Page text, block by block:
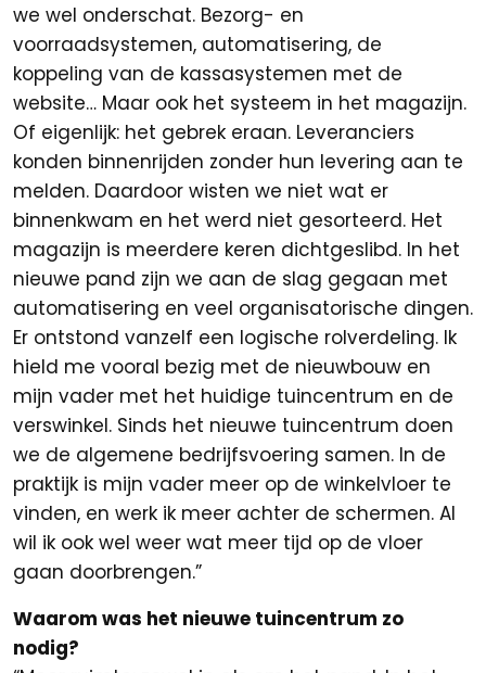
we wel onderschat. Bezorg- en
voorraadsystemen, automatisering, de
koppeling van de kassasystemen met de
website… Maar ook het systeem in het magazijn.
Of eigenlijk: het gebrek eraan. Leveranciers
konden binnenrijden zonder hun levering aan te
melden. Daardoor wisten we niet wat er
binnenkwam en het werd niet gesorteerd. Het
magazijn is meerdere keren dichtgeslibd. In het
nieuwe pand zijn we aan de slag gegaan met
automatisering en veel organisatorische dingen.
Er ontstond vanzelf een logische rolverdeling. Ik
hield me vooral bezig met de nieuwbouw en
mijn vader met het huidige tuincentrum en de
verswinkel. Sinds het nieuwe tuincentrum doen
we de algemene bedrijfsvoering samen. In de
praktijk is mijn vader meer op de winkelvloer te
vinden, en werk ik meer achter de schermen. Al
wil ik ook wel weer wat meer tijd op de vloer
gaan doorbrengen.”
Waarom was het nieuwe tuincentrum zo
nodig?